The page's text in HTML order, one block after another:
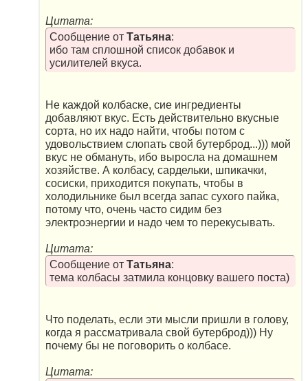
Цитата:
Сообщение от Татьяна:
ибо там сплошной список добавок и
усилителей вкуса.
Не каждой колбаске, сие ингредиенты
добавляют вкус. Есть действительно вкусные
сорта, но их надо найти, чтобы потом с
удовольствием слопать свой бутерброд...))) мой
вкус не обмануть, ибо выросла на домашнем
хозяйстве. А колбасу, сардельки, шпикачки,
сосиски, приходится покупать, чтобы в
холодильнике был всегда запас сухого пайка,
потому что, очень часто сидим без
электроэнергии и надо чем то перекусывать.
Цитата:
Сообщение от Татьяна:
тема колбасы затмила концовку вашего поста)
Что поделать, если эти мысли пришли в голову,
когда я рассматривала свой бутерброд))) Ну
почему бы не поговорить о колбасе.
Цитата: